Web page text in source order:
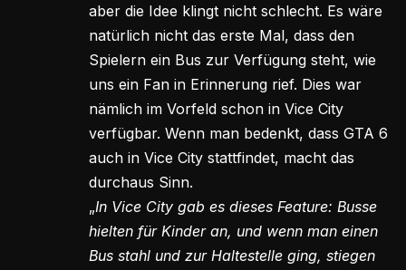
aber die Idee klingt nicht schlecht. Es wäre
natürlich nicht das erste Mal, dass den
Spielern ein Bus zur Verfügung steht, wie
uns ein Fan in Erinnerung rief. Dies war
nämlich im Vorfeld schon in Vice City
verfügbar. Wenn man bedenkt, dass GTA 6
auch in Vice City stattfindet, macht das
durchaus Sinn.
„In Vice City gab es dieses Feature: Busse
hielten für Kinder an, und wenn man einen
Bus stahl und zur Haltestelle ging, stiegen